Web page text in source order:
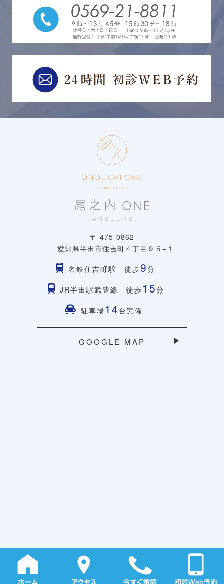
〒 475-0862
愛知県半田市住吉町４丁目９５−１
名鉄住吉町駅 徒歩9分
JR半田駅武豊線 徒歩 15分
駐車場 14 台完備
GOOGLE MAP
© ONOUCHI DENTAL CLINIC